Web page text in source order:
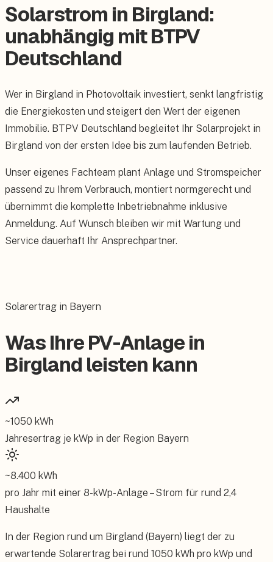
Solarstrom in Birgland:
unabhängig mit BTPV
Deutschland
Wer in Birgland in Photovoltaik investiert, senkt langfristig
die Energiekosten und steigert den Wert der eigenen
Immobilie. BTPV Deutschland begleitet Ihr Solarprojekt in
Birgland von der ersten Idee bis zum laufenden Betrieb.
Unser eigenes Fachteam plant Anlage und Stromspeicher
passend zu Ihrem Verbrauch, montiert normgerecht und
übernimmt die komplette Inbetriebnahme inklusive
Anmeldung. Auf Wunsch bleiben wir mit Wartung und
Service dauerhaft Ihr Ansprechpartner.
Solarertrag in Bayern
Was Ihre PV-Anlage in
Birgland leisten kann
~1050 kWh
Jahresertrag je kWp in der Region Bayern
~8.400 kWh
pro Jahr mit einer 8-kWp-Anlage – Strom für rund 2,4
Haushalte
In der Region rund um Birgland (Bayern) liegt der zu
erwartende Solarertrag bei rund 1050 kWh pro kWp und